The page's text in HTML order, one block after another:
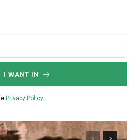
I WANT IN
Privacy Policy.